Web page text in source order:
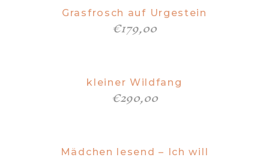
Grasfrosch auf Urgestein
€179,00
kleiner Wildfang
€290,00
Mädchen lesend – Ich will